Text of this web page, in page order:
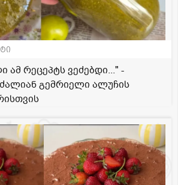
რეცეპტს ვეძებდი..." -
გემრიელი ალუჩის